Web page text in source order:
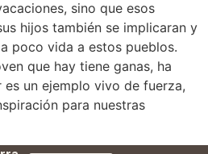
sino que esos
hijos también se implicaran y
poco vida a estos pueblos.
que hay tiene ganas, ha
es un ejemplo vivo de fuerza,
para nuestras